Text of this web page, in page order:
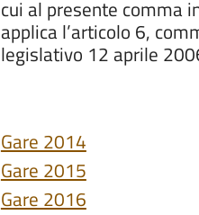
cui al presente comma
applica l’articolo 6,
legislativo 12 aprile
Gare 2014
Gare 2015
Gare 2016